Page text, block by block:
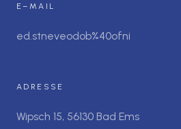
E–MAIL
ed.stneveodob%40ofni
ADRESSE
Wipsch 15, 56130 Bad Ems